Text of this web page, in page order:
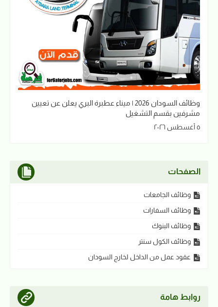
وظائف السودان 2026 | ميناء عطبرة البري يعلن عن تعيين
مشرفين بقسم التشغيل
٥ أغسطس ٢٠٢٦
الصفحات
وظائف الجامعات
وظائف السفارات
وظائف البنوك
وظائف الكول سنتر
عقود عمل من الداخل لخارج السودان
روابط هامة